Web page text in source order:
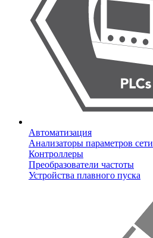
Автоматизация
Анализаторы параметров сети
Контроллеры
Преобразователи частоты
Устройства плавного пуска